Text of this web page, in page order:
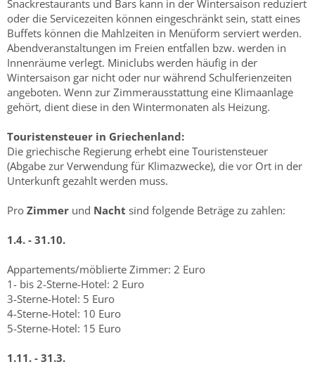
Snackrestaurants und Bars kann in der Wintersaison reduziert
oder die Servicezeiten können eingeschränkt sein, statt eines
Buffets können die Mahlzeiten in Menüform serviert werden.
Abendveranstaltungen im Freien entfallen bzw. werden in
Innenräume verlegt. Miniclubs werden häufig in der
Wintersaison gar nicht oder nur während Schulferienzeiten
angeboten. Wenn zur Zimmerausstattung eine Klimaanlage
gehört, dient diese in den Wintermonaten als Heizung.
Touristensteuer in Griechenland:
Die griechische Regierung erhebt eine Touristensteuer
(Abgabe zur Verwendung für Klimazwecke), die vor Ort in der
Unterkunft gezahlt werden muss.
Pro Zimmer und Nacht sind folgende Beträge zu zahlen:
1.4. - 31.10.
Appartements/möblierte Zimmer: 2 Euro
1- bis 2-Sterne-Hotel: 2 Euro
3-Sterne-Hotel: 5 Euro
4-Sterne-Hotel: 10 Euro
5-Sterne-Hotel: 15 Euro
1.11. - 31.3.